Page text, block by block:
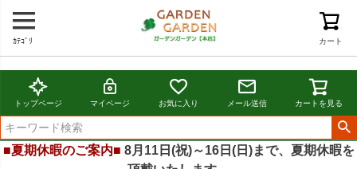
カート
ｶﾃｺﾞﾘ
トップページ マイページ お気に入り メール送信 カートを見る
■夏期休暇のご案内■ 8月11日(祝)～16日(日)まで、夏期休暇を